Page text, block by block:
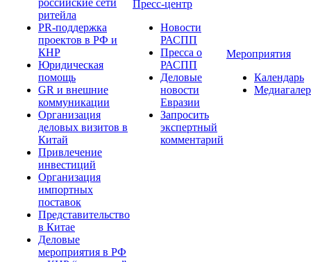
российские сети
ритейла
PR-поддержка
проектов в РФ и
КНР
Юридическая
помощь
GR и внешние
коммуникации
Организация
деловых визитов в
Китай
Привлечение
инвестиций
Организация
импортных
поставок
Представительство
в Китае
Деловые
мероприятия в РФ
Пресс-центр
Новости
РАСПП
Пресса о
РАСПП
Деловые
новости
Евразии
Запросить
экспертный
комментарий
Мероприятия
Календарь